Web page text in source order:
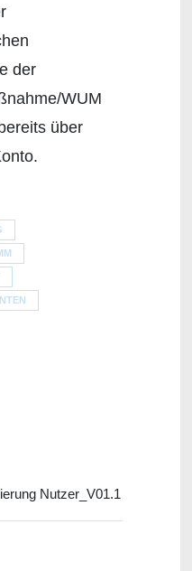
der
WUM
über
Nutzer_V01.1